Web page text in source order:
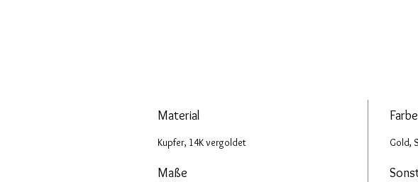
Material
Kupfer, 14K vergoldet Gold,
Maße